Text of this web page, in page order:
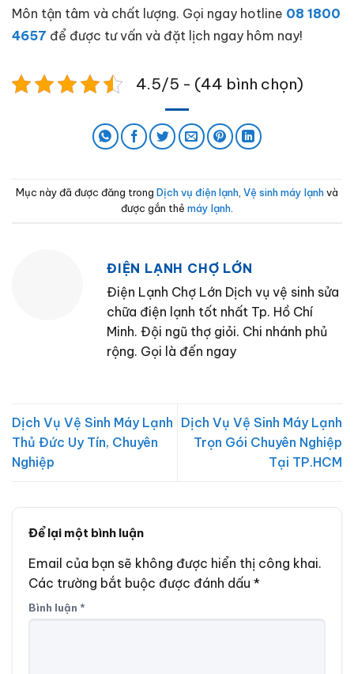
Môn tận tâm và chất lượng. Gọi ngay hotline 08 1800
4657 để được tư vấn và đặt lịch ngay hôm nay!
4.5/5 - (44 bình chọn)
Mục này đã được đăng trong Dịch vụ điện lạnh, Vệ sinh máy lạnhvà
được gắn thẻ máy lạnh.
ĐIỆN LẠNH CHỢ LỚN
Điện Lạnh Chợ Lớn Dịch vụ vệ sinh sửa
chữa điện lạnh tốt nhất Tp. Hồ Chí
Minh. Đội ngũ thợ giỏi. Chi nhánh phủ
rộng. Gọi là đến ngay
Dịch Vụ Vệ Sinh Máy Lạnh
Thủ Đức Uy Tín, Chuyên
Nghiệp
Dịch Vụ Vệ Sinh Máy Lạnh
Trọn Gói Chuyên Nghiệp
Tại TP.HCM
Để lại một bình luận
Email của bạn sẽ không được hiển thị công khai.
Các trường bắt buộc được đánh dấu *
Bình luận *